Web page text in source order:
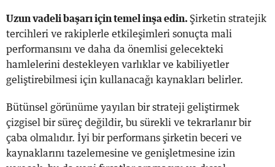
Uzun vadeli başarı için temel inşa edin. Şirketin stratejik
tercihleri ve rakiplerle etkileşimleri sonuçta mali
performansını ve daha da önemlisi gelecekteki
hamlelerini destekleyen varlıklar ve kabiliyetler
geliştirebilmesi için kullanacağı kaynakları belirler.
Bütünsel görünüme yayılan bir strateji geliştirmek
çizgisel bir süreç değildir, bu sürekli ve tekrarlanır bir
çaba olmalıdır. İyi bir performans şirketin beceri ve
kaynaklarını tazelemesine ve genişletmesine izin